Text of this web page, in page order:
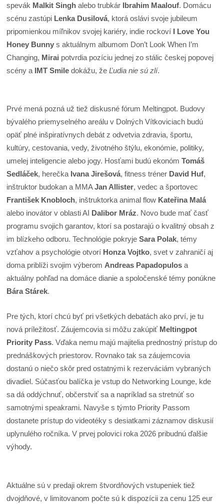
spevák Malkit Singh alebo trubkár Ibrahim Maalouf. Domácu
scénu zastúpi Lenka Dusilová, ktorá oslávi svoje jubileum
pripomienkou míľnikov svojej kariéry, indie rockoví I Love You
Honey Bunny s aktuálnym albumom Don’t Look When I’m
Changing, Mirai potvrdia pozíciu jednej zo stálic českej popovej
scény a IMT Smile dokážu, žeĽudia nie sú zlí.
Prvé mená pozná už tiež diskusné fórum Meltingpot. Budovy
bývalého priemyselného areálu v Dolných Vítkoviciach budú
opäť plné inšpiratívnych debát z odvetvia zdravia, športu,
kultúry, cestovania, vedy, životného štýlu, ekonómie, politiky,
umelej inteligencie alebo jogy. Hosťami budú ekonómTomáš
Sedláček, herečka Ivana Jirešová, fitness tréner David Huf,
inštruktor budokan a MMAJan Allister, vedec a športovec
František Knobloch, inštruktorka animal flow Kateřina Malá
alebo inovátor v oblasti AI Dalibor Mráz. Novo bude mať časť
programu svojich garantov, ktorí sa postarajú o kvalitný obsah z
im blízkeho odboru. Technológie pokryjeSara Polak, témy
vzťahov a psychológie otvorí Honza Vojtko, svet v zahraničí aj
doma priblíži svojim výberom Andreas Papadopulos a
aktuálny pohľad na domáce dianie a spoločenské témy ponúkne
Bára Stárek.
Pre tých, ktorí chcú byť pri všetkých debatách ako prví, je tu
nová príležitosť. Záujemcovia si môžu zakúpiť Meltingpot
Priority Pass. Vďaka nemu majú majitelia prednostný prístup do
prednáškových priestorov. Rovnako tak sa záujemcovia
dostanú o niečo skôr pred ostatnými k rezerváciám vybraných
divadiel. Súčasťou balíčka je vstup do Networking Lounge, kde
sa dá oddýchnuť, občerstviť sa a napríklad sa stretnúť so
samotnými speakrami. Navyše s týmto Priority Passom
dostanete prístup do videotéky s desiatkami záznamov diskusií
uplynulého ročníka. V prvej polovici roka 2026 pribudnú ďalšie
výhody.
Aktuálne sú v predaji okrem štvordňových vstupeniek tiež
dvojdňové, v limitovanom počte sú k dispozícii za cenu 125 eur